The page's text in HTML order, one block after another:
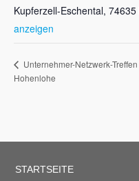
Kupferzell-Eschental, 74635
anzeigen
Unternehmer-Netzwerk-Treffen
Hohenlohe
STARTSEITE